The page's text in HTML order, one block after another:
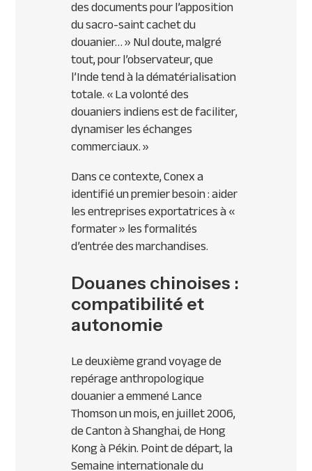
des documents pour l’apposition
du sacro-saint cachet du
douanier… »Nul doute, malgré
tout, pour l’observateur, que
l’Inde tend à la dématérialisation
totale.« La volonté des
douaniers indiens est de faciliter,
dynamiser les échanges
commerciaux. »
Dans ce contexte, Conex a
identifié un premier besoin : aider
les entreprises exportatrices à «
formater » les formalités
d’entrée des marchandises.
Douanes chinoises :
compatibilité et
autonomie
Le deuxième grand voyage de
repérage anthropologique
douanier a emmené Lance
Thomson un mois, en juillet 2006,
de Canton à Shanghai, de Hong
Kong à Pékin. Point de départ, la
Semaine internationale du